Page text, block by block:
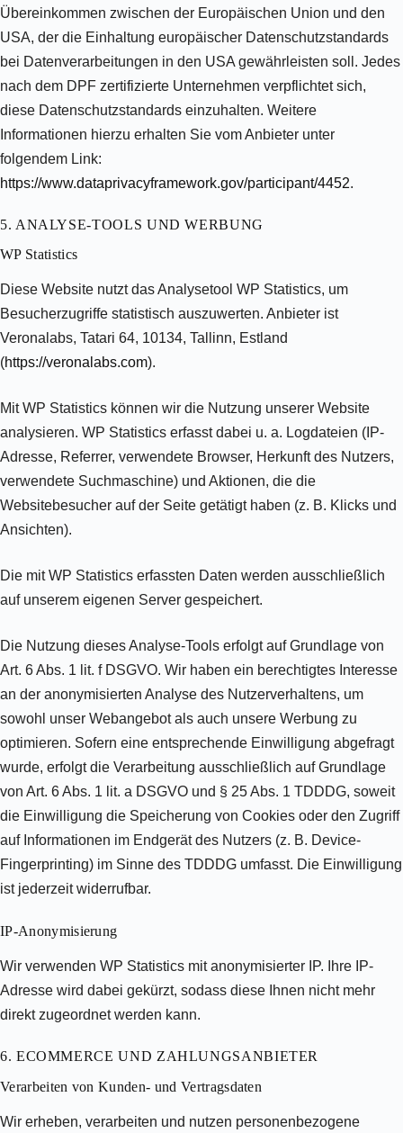
Übereinkommen zwischen der Europäischen Union und den
USA, der die Einhaltung europäischer Datenschutzstandards
bei Datenverarbeitungen in den USA gewährleisten soll. Jedes
nach dem DPF zertifizierte Unternehmen verpflichtet sich,
diese Datenschutzstandards einzuhalten. Weitere
Informationen hierzu erhalten Sie vom Anbieter unter
folgendem Link:
https://www.dataprivacyframework.gov/participant/4452.
5. ANALYSE-TOOLS UND WERBUNG
WP Statistics
Diese Website nutzt das Analysetool WP Statistics, um
Besucherzugriffe statistisch auszuwerten. Anbieter ist
Veronalabs, Tatari 64, 10134, Tallinn, Estland
(https://veronalabs.com).
Mit WP Statistics können wir die Nutzung unserer Website
analysieren. WP Statistics erfasst dabei u. a. Logdateien (IP-
Adresse, Referrer, verwendete Browser, Herkunft des Nutzers,
verwendete Suchmaschine) und Aktionen, die die
Websitebesucher auf der Seite getätigt haben (z. B. Klicks und
Ansichten).
Die mit WP Statistics erfassten Daten werden ausschließlich
auf unserem eigenen Server gespeichert.
Die Nutzung dieses Analyse-Tools erfolgt auf Grundlage von
Art. 6 Abs. 1 lit. f DSGVO. Wir haben ein berechtigtes Interesse
an der anonymisierten Analyse des Nutzerverhaltens, um
sowohl unser Webangebot als auch unsere Werbung zu
optimieren. Sofern eine entsprechende Einwilligung abgefragt
wurde, erfolgt die Verarbeitung ausschließlich auf Grundlage
von Art. 6 Abs. 1 lit. a DSGVO und § 25 Abs. 1 TDDDG, soweit
die Einwilligung die Speicherung von Cookies oder den Zugriff
auf Informationen im Endgerät des Nutzers (z. B. Device-
Fingerprinting) im Sinne des TDDDG umfasst. Die Einwilligung
ist jederzeit widerrufbar.
IP-Anonymisierung
Wir verwenden WP Statistics mit anonymisierter IP. Ihre IP-
Adresse wird dabei gekürzt, sodass diese Ihnen nicht mehr
direkt zugeordnet werden kann.
6. ECOMMERCE UND ZAHLUNGS­ANBIETER
Verarbeiten von Kunden- und Vertragsdaten
Wir erheben, verarbeiten und nutzen personenbezogene